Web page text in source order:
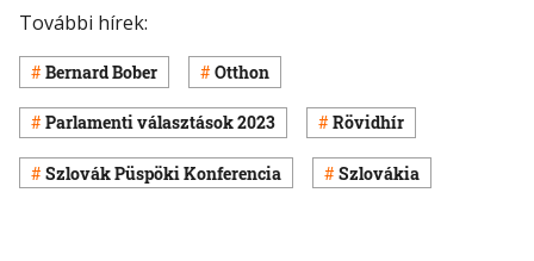
További hírek:
Bernard Bober Otthon
Parlamenti választások 2023 Rövidhír
Szlovák Püspöki Konferencia Szlovákia